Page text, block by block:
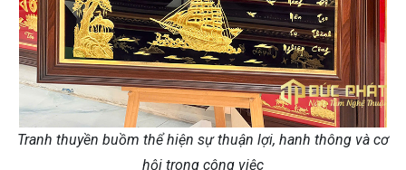
Tranh thuyền buồm thể hiện sự thuận lợi, hanh thông và cơ
hội trong công việc